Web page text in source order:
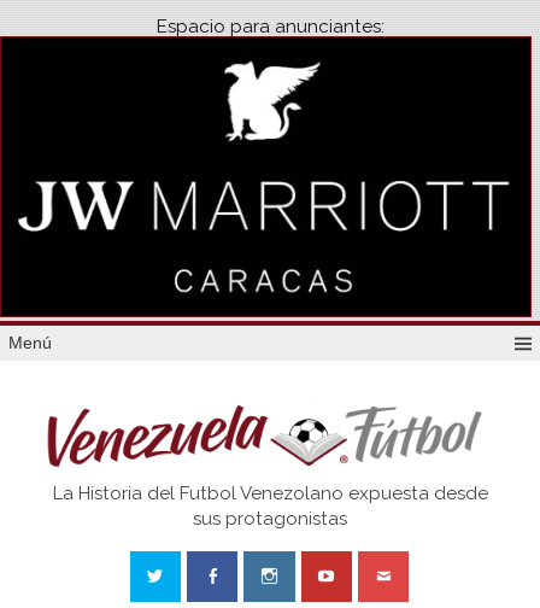
Espacio para anunciantes:
Menú
Venezuela
La Historia del Futbol Venezolano expuesta desde
sus protagonistas